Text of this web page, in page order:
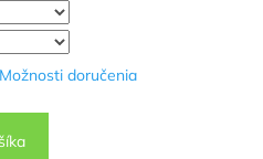
Možnosti doručenia